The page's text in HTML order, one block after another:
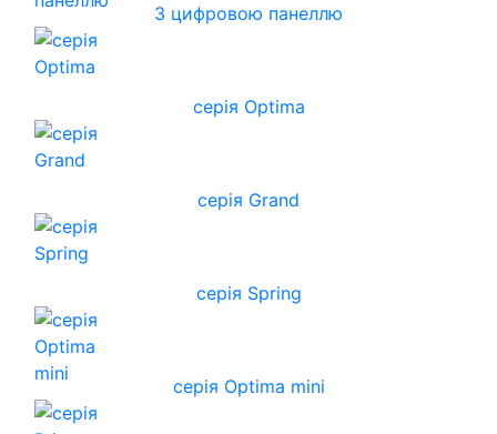
З цифровою панеллю
серія Optima
серія Grand
серія Spring
серія Optima mini